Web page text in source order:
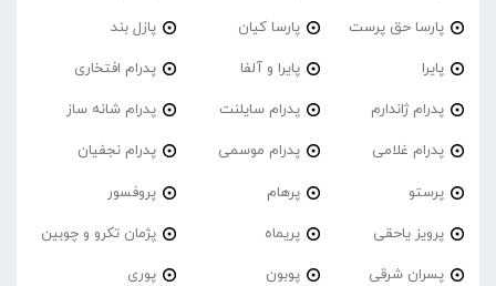
پارسا حق پرست پارسا کیان پازل بند
پایرا پایرا و آلفا پدرام افتخاری
پدرام ژاندارم پدرام‌ سایلنت پدرام شانه ساز
پدرام غلامی پدرام موسمی پدرام نجفیان
پرستو پرهام پروفسور
پرویز یاحقی پریماه پژمان تکرو و چوبین
پسران شرقی پوبون پوری